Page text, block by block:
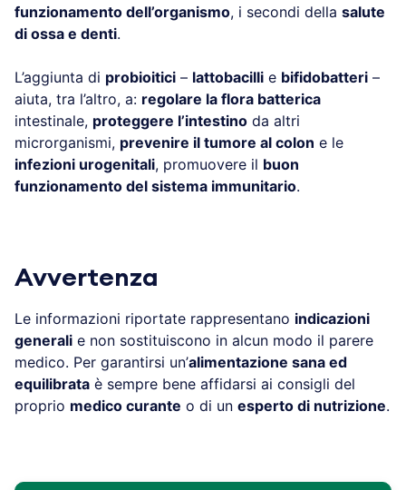
funzionamento dell’organismo, i secondi della salute
di ossa e denti.
L’aggiunta di probioitici – lattobacilli e bifidobatteri –
aiuta, tra l’altro, a: regolare la flora batterica
intestinale, proteggere l’intestino da altri
microrganismi, prevenire il tumore al colon e le
infezioni urogenitali, promuovere il buon
funzionamento del sistema immunitario.
Avvertenza
Le informazioni riportate rappresentano indicazioni
generali e non sostituiscono in alcun modo il parere
medico. Per garantirsi un’alimentazione sana ed
equilibrata è sempre bene affidarsi ai consigli del
proprio medico curante o di un esperto di nutrizione.